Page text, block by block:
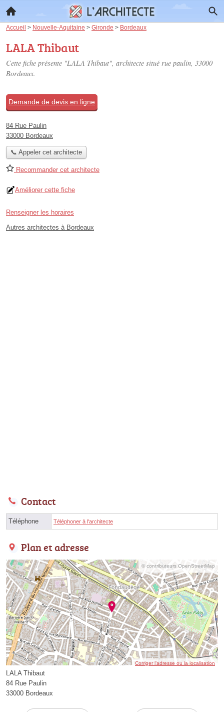
Accueil > Nouvelle-Aquitaine > Gironde > Bordeaux
LALA Thibaut
Cette fiche présente "LALA Thibaut", architecte situé rue paulin, 33000
Bordeaux.
Demande de devis en ligne
84 Rue Paulin
33000 Bordeaux
📞 Appeler cet architecte
Recommander cet architecte
Améliorer cette fiche
Renseigner les horaires
Autres architectes à Bordeaux
Contact
Téléphone Téléphoner à l'architecte
Plan et adresse
© contributeurs OpenStreetMap
Corriger l’adresse ou la localisation
LALA Thibaut
84 Rue Paulin
33000 Bordeaux